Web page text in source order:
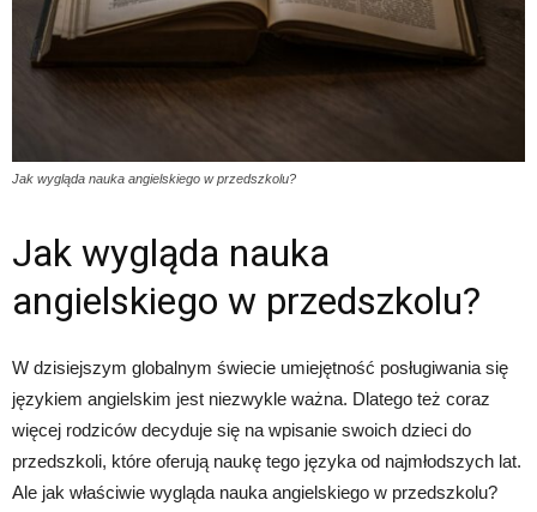
Jak wygląda nauka angielskiego w przedszkolu?
Jak wygląda nauka
angielskiego w przedszkolu?
W dzisiejszym globalnym świecie umiejętność posługiwania się
językiem angielskim jest niezwykle ważna. Dlatego też coraz
więcej rodziców decyduje się na wpisanie swoich dzieci do
przedszkoli, które oferują naukę tego języka od najmłodszych lat.
Ale jak właściwie wygląda nauka angielskiego w przedszkolu?